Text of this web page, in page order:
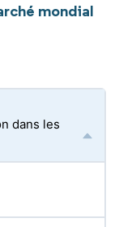
mondial
dans les